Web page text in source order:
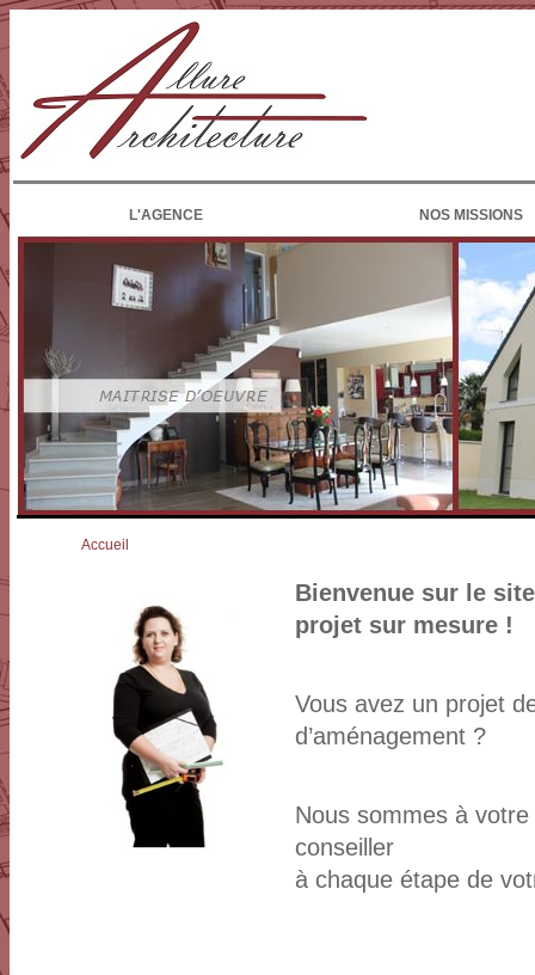
L'AGENCE NOS MISSIONS
Accueil
Bienvenue sur le
projet sur mesure !
Vous avez un projet
d’aménagement ?
Nous sommes à
conseiller
à chaque étape de